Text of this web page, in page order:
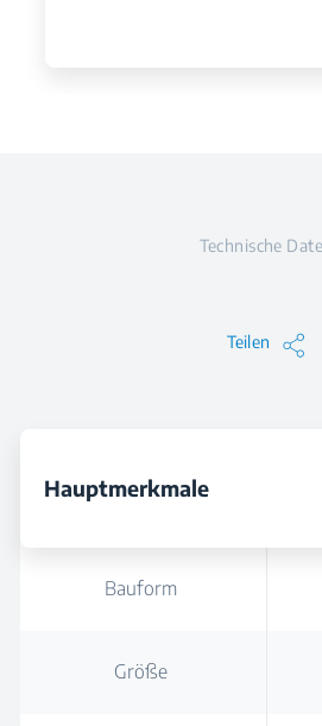
Technische
Teilen
Hauptmerkmale
Bauform
Größe